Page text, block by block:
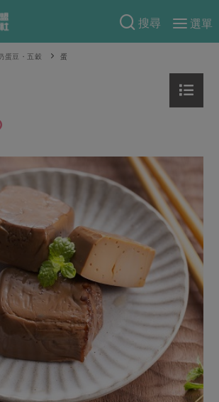
搜尋
選單
乳製品
米麵雜糧
水產
家！
束
滿結束
澎派
後一週
彈
一籃菜真心話
合作聯合國
生活提案
親子食育
蛋豆・五穀 蛋